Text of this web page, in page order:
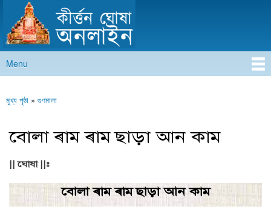
main
content
কীৰ্ত্তন ঘোষা অনলাইন
Main menu
Menu
You are here
মুখ্য পৃষ্ঠা » গুণমালা
বোলা ৰাম ৰাম ছাড়া আন কাম
|| ঘোষা ||:
বোলা ৰাম ৰাম ছাড়া আন কাম